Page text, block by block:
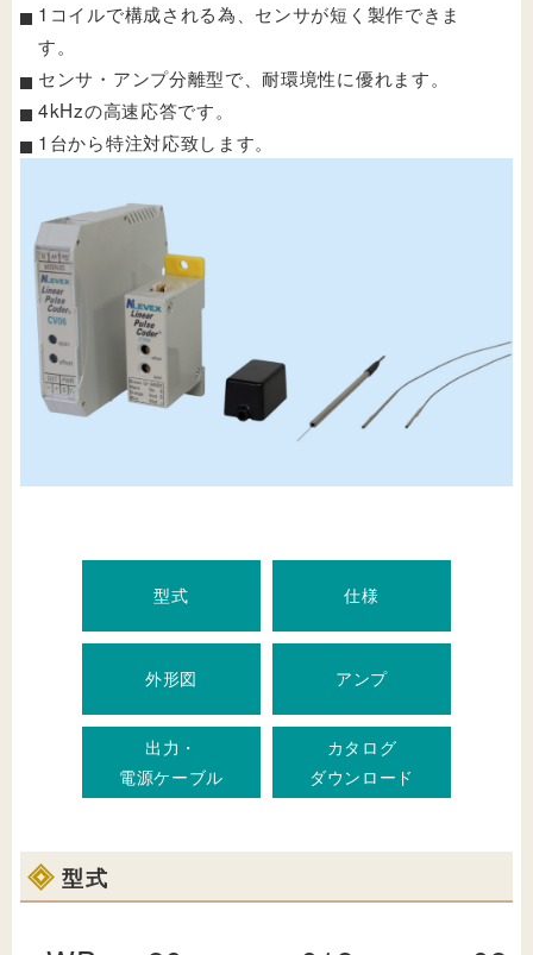
1コイルで構成される為、センサが短く製作できま
す。
センサ・アンプ分離型で、耐環境性に優れます。
4kHzの高速応答です。
1台から特注対応致します。
型式 仕様
外形図 アンプ
出力・
電源ケーブル
カタログ
ダウンロード
型式